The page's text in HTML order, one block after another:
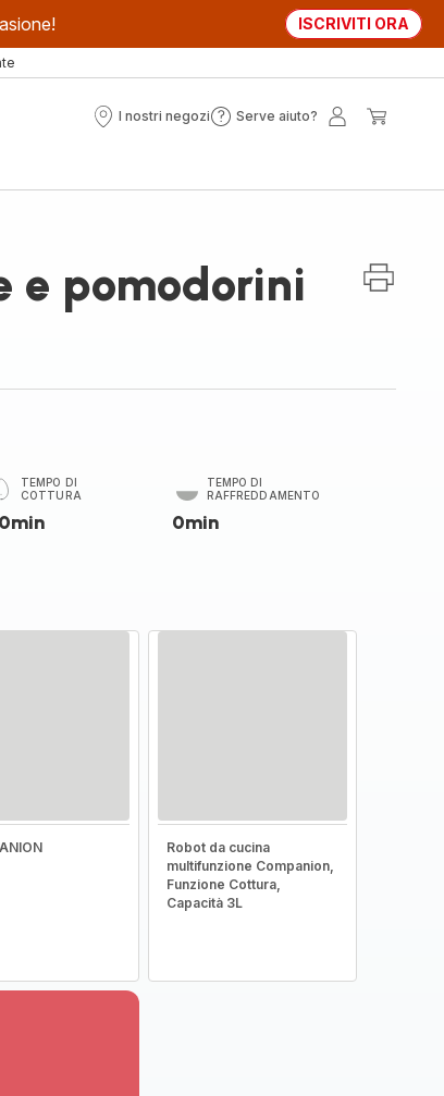
ISCRIVITI ORA
I nostri negozi
I
Serve aiuto?
Serve
e pomodorini
TEMPO DI
COTTURA
TEMPO DI
RAFFREDDAMENTO
0min
Robot da cucina
multifunzione Companion,
Funzione Cottura,
Capacità 3L